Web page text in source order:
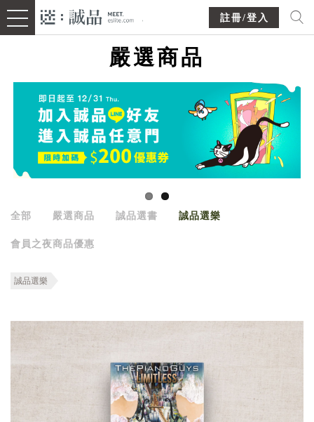
註冊/登入
嚴選商品
全部 嚴選商品 誠品選書 誠品選樂
會員之夜商品優惠
誠品選樂